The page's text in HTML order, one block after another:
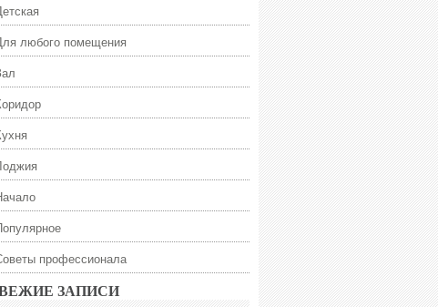
любого помещения
профессионала
ЗАПИСИ